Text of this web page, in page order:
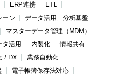
ERP連携
ETL
ーン
データ活用、分析基盤
マスターデータ管理（MDM）
タ活用 内製化
情報共有
/ DX
業務自動化
電子帳簿保存法対応